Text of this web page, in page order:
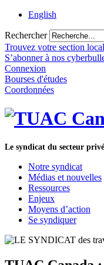
English
Rechercher
Trouvez votre section
S’abonner à nos
Connexion
Bourses d'études
Coordonnées
Le syndicat du secteur
Notre syndicat
Médias et nouvelles
Ressources
Enjeux
Moyens d’action
Se syndiquer